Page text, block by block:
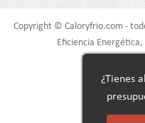
Copyright © Caloryfrio.com -
Eficiencia Energética,